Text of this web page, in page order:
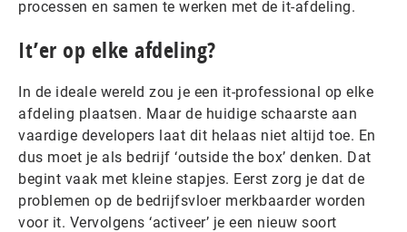
processen en samen te werken met de it-afdeling.
It’er op elke afdeling?
In de ideale wereld zou je een it-professional op elke
afdeling plaatsen. Maar de huidige schaarste aan
vaardige developers laat dit helaas niet altijd toe. En
dus moet je als bedrijf ‘outside the box’ denken. Dat
begint vaak met kleine stapjes. Eerst zorg je dat de
problemen op de bedrijfsvloer merkbaarder worden
voor it. Vervolgens ‘activeer’ je een nieuw soort